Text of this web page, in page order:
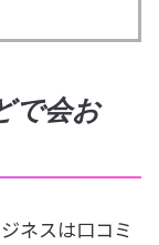
で会お
ネスは口コミ